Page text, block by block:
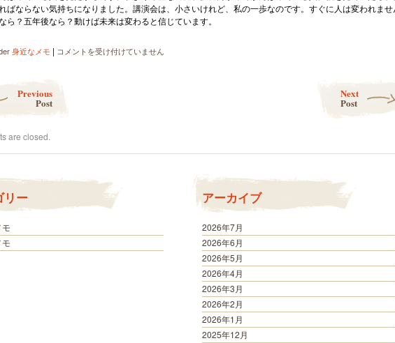
ばならない気持ちになりました。講演会は、小さいけれど、私の一歩なのです。すぐに人は変われま
ら？五年後なら？動けば未来は変わると信じています。
身近なメモ | 未
る
コメントを受け付けていません
Previous
Post
Next
Post
are closed.
リー アーカイブ
2026年7月
2026年6月
2026年5月
2026年4月
2026年3月
2026年2月
2026年1月
2025年12月